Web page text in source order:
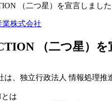
（二つ星）を宣言しました
業株式会社
（二つ星）を
は、独立行政法人 情報処理推
は